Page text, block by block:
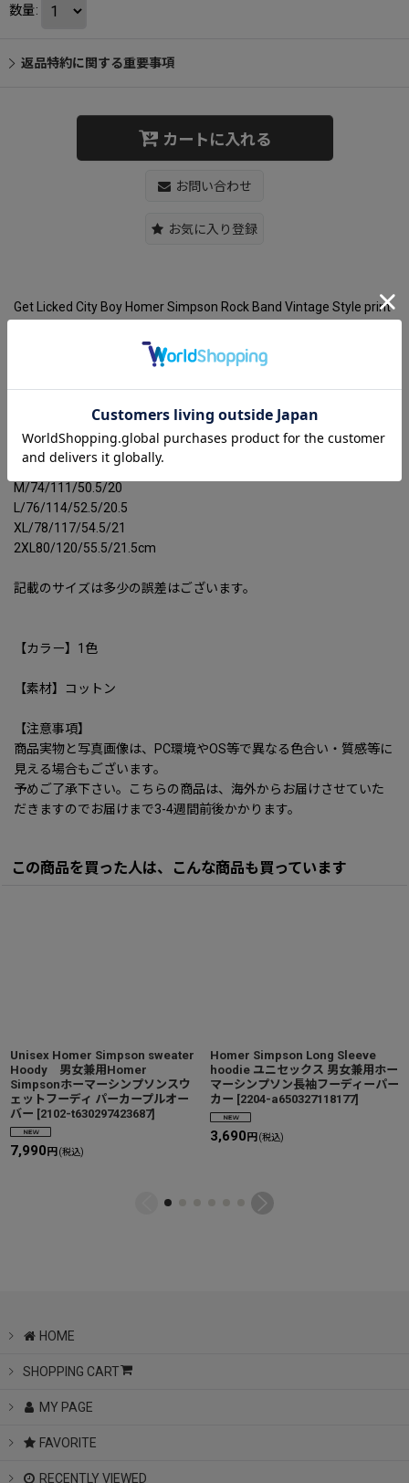
数量:
返品特約に関する重要事項
カートに入れる
お問い合わせ
お気に入り登録
Get Licked City Boy Homer Simpson Rock Band Vintage Style print
ックバンドヴィンテージスタイルプリント半袖Tシャツ
【サイズ】
着丈/バスト/肩幅/袖丈
S/72/106/48.5/19
M/74/111/50.5/20
L/76/114/52.5/20.5
XL/78/117/54.5/21
2XL80/120/55.5/21.5cm
記載のサイズは多少の誤差はございます。
【カラー】1色
【素材】コットン
【注意事項】
商品実物と写真画像は、PC環境やOS等で異なる色合い・質感等に
見える場合もございます。
予めご了承下さい。こちらの商品は、海外からお届けさせていた
だきますのでお届けまで3-4週間前後かかります。
この商品を買った人は、こんな商品も買っています
Unisex Homer Simpson sweater
Hoody 男女兼用Homer
Simpsonホーマーシンプソンスウ
ェットフーディ パーカープルオー
バー [2102-t630297423687]
7,990 円 (税込)
Homer Simpson Long Sleeve
hoodie ユニセックス 男女兼用ホー
マーシンプソン長袖フーディーパー
カー [2204-a650327118177]
3,690 円 (税込)
HOME
SHOPPING CART
MY PAGE
FAVORITE
RECENTLY VIEWED